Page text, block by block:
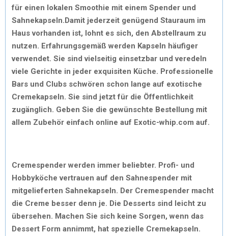
für einen lokalen Smoothie mit einem Spender und
Sahnekapseln.Damit jederzeit genügend Stauraum im
Haus vorhanden ist, lohnt es sich, den Abstellraum zu
nutzen. Erfahrungsgemäß werden Kapseln häufiger
verwendet. Sie sind vielseitig einsetzbar und veredeln
viele Gerichte in jeder exquisiten Küche. Professionelle
Bars und Clubs schwören schon lange auf exotische
Cremekapseln. Sie sind jetzt für die Öffentlichkeit
zugänglich. Geben Sie die gewünschte Bestellung mit
allem Zubehör einfach online auf Exotic-whip.com auf.
Cremespender werden immer beliebter. Profi- und
Hobbyköche vertrauen auf den Sahnespender mit
mitgelieferten Sahnekapseln. Der Cremespender macht
die Creme besser denn je. Die Desserts sind leicht zu
übersehen. Machen Sie sich keine Sorgen, wenn das
Dessert Form annimmt, hat spezielle Cremekapseln.